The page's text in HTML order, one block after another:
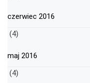
czerwiec 2016
(4)
maj 2016
(4)